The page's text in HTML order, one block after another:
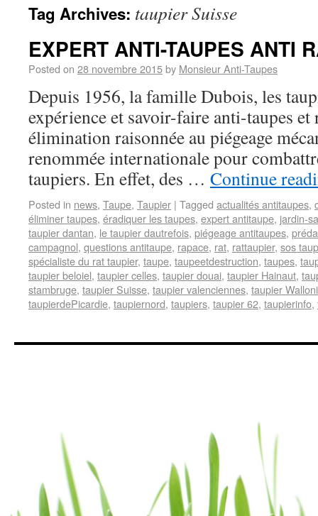
Tag Archives: taupier Suisse
EXPERT ANTI­-TAUPES ANTI
Posted on 28 novembre 2015by Monsieur Anti-Taupes
Depuis 1956, la famille Dubois, les
expérience et savoir-faire anti-taupes
élimination raisonnée au piégeage
renommée internationale pour
taupiers. En effet, des … Continue
Posted in news, Taupe, Taupier | Tagged actualités anti­taupes,
éliminer taupes, éradiquer les taupes, expert anti­taupe, jardin-
taupier dantan, le taupier dautrefois, piégeage anti­taupes,
campagnol, questions anti­taupe, rapace, rat, rattaupier, sos
spécialiste du rat taupier, taupe, taupeetdestruction, taupes,
taupier beloiel, taupier celles, taupier douai, taupier Hainaut,
stambruge, taupier Suisse, taupier valenciennes, taupier
taupierdePicardie, taupiernord, taupiers, taupier­ 62, taupier­info,